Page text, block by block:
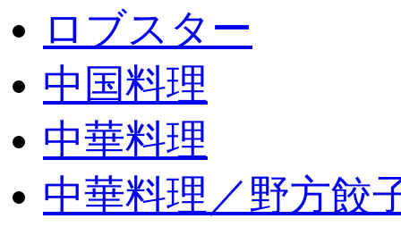
ロブスター
中国料理
中華料理
中華料理／野方餃